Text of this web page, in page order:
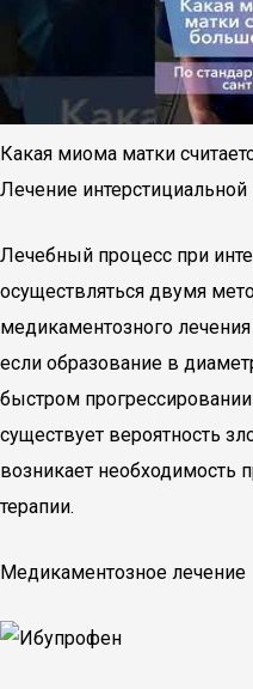
Какая миома матки
Лечение
Лечебный процесс при
осуществляться двумя
медикаментозного
если образование в
быстром
существует вероятность
возникает необходимость
терапии.
Медикаментозное лечение